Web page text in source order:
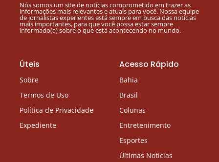
Nós somos um site de notícias comprometido em trazer as
informações mais relevantes e atuais para você. Nossa equipe
de jornalistas experientes está sempre em busca das notícias
mais importantes, para que você possa estar sempre
informado(a) sobre o que está acontecendo no mundo.
Úteis
Sobre
Termos de Uso
Política de Privacidade
Expediente
Acesso Rápido
Bahia
Brasil
Colunas
Entretenimento
Esportes
Últimas Notícias